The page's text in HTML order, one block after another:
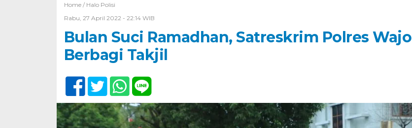
Home / Halo Polisi
Rabu, 27 April 2022 - 22:14 WIB
Bulan Suci Ramadhan, Satreskrim Polres Wajo
Berbagi Takjil